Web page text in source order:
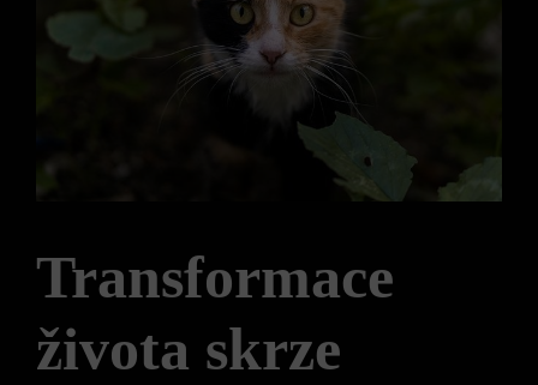
Transformace
života skrze